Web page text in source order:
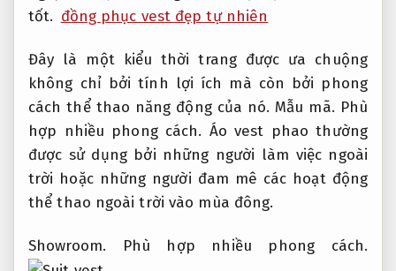
tốt. đồng phục vest đẹp tự nhiên
Đây là một kiểu thời trang được ưa chuộng
không chỉ bởi tính lợi ích mà còn bởi phong
cách thể thao năng động của nó.Mẫu mã. Phù
hợp nhiều phong cách. Áo vest phao thường
được sử dụng bởi những người làm việc ngoài
trời hoặc những người đam mê các hoạt động
thể thao ngoài trời vào mùa đông.
Showroom. Phù hợp nhiều phong cách.